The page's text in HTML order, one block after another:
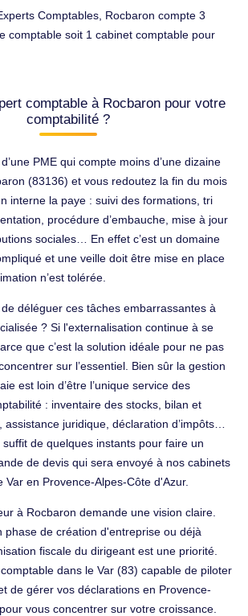
Comptables, Rocbaron compte 3
comptable soit 1 cabinet comptable pour
comptable à Rocbaron pour votre
comptabilité ?
PME qui compte moins d’une dizaine
(83136) et vous redoutez la fin du mois
interne la paye : suivi des formations, tri
procédure d’embauche, mise à jour
sociales… En effet c’est un domaine
et une veille doit être mise en place
n’est tolérée.
déléguer ces tâches embarrassantes à
? Si l'externalisation continue à se
que c’est la solution idéale pour ne pas
sur l’essentiel. Bien sûr la gestion
est loin d’être l’unique service des
: inventaire des stocks, bilan et
juridique, déclaration d’impôts…
de quelques instants pour faire un
de devis qui sera envoyé à nos cabinets
Var en Provence-Alpes-Côte d'Azur.
à Rocbaron demande une vision claire.
phase de création d'entreprise ou déjà
fiscale du dirigeant est une priorité.
dans le Var (83) capable de piloter
de gérer vos déclarations en Provence-
vous concentrer sur votre croissance.